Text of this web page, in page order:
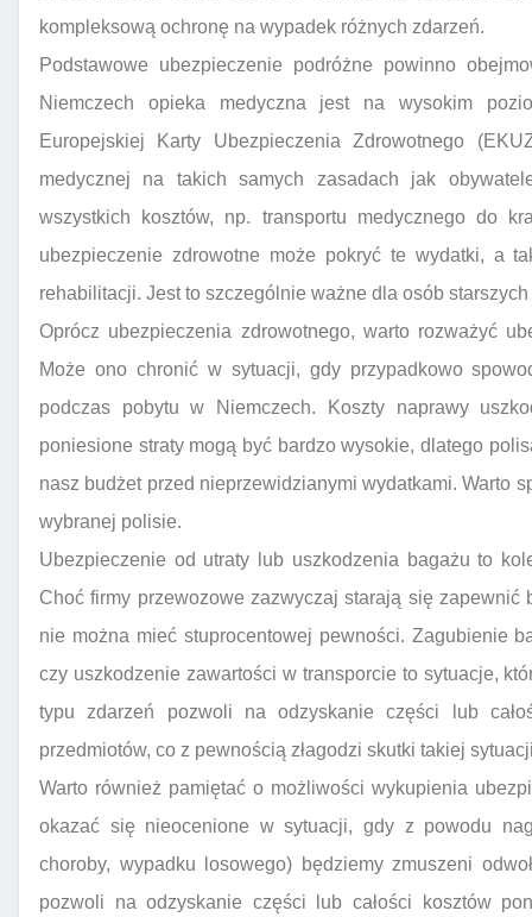
kompleksową ochronę na wypadek różnych zdarzeń.
Podstawowe ubezpieczenie podróżne powinno
Niemczech opieka medyczna jest na wysokim
Europejskiej Karty Ubezpieczenia Zdrowotnego
medycznej na takich samych zasadach jak
wszystkich kosztów, np. transportu medycznego do
ubezpieczenie zdrowotne może pokryć te wydatki, a
rehabilitacji. Jest to szczególnie ważne dla osób
Oprócz ubezpieczenia zdrowotnego, warto rozważyć
Może ono chronić w sytuacji, gdy przypadkowo
podczas pobytu w Niemczech. Koszty naprawy
poniesione straty mogą być bardzo wysokie, dlatego
nasz budżet przed nieprzewidzianymi wydatkami. Warto
wybranej polisie.
Ubezpieczenie od utraty lub uszkodzenia bagażu to
Choć firmy przewozowe zazwyczaj starają się zapewnić
nie można mieć stuprocentowej pewności. Zagubienie
czy uszkodzenie zawartości w transporcie to sytuacje,
typu zdarzeń pozwoli na odzyskanie części lub
przedmiotów, co z pewnością złagodzi skutki takiej
Warto również pamiętać o możliwości wykupienia
okazać się nieocenione w sytuacji, gdy z powodu
choroby, wypadku losowego) będziemy zmuszeni
pozwoli na odzyskanie części lub całości kosztów